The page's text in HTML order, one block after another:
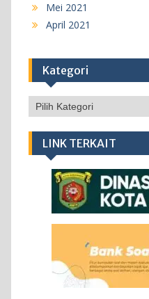
Mei 2021
April 2021
Kategori
Kategori
LINK TERKAIT